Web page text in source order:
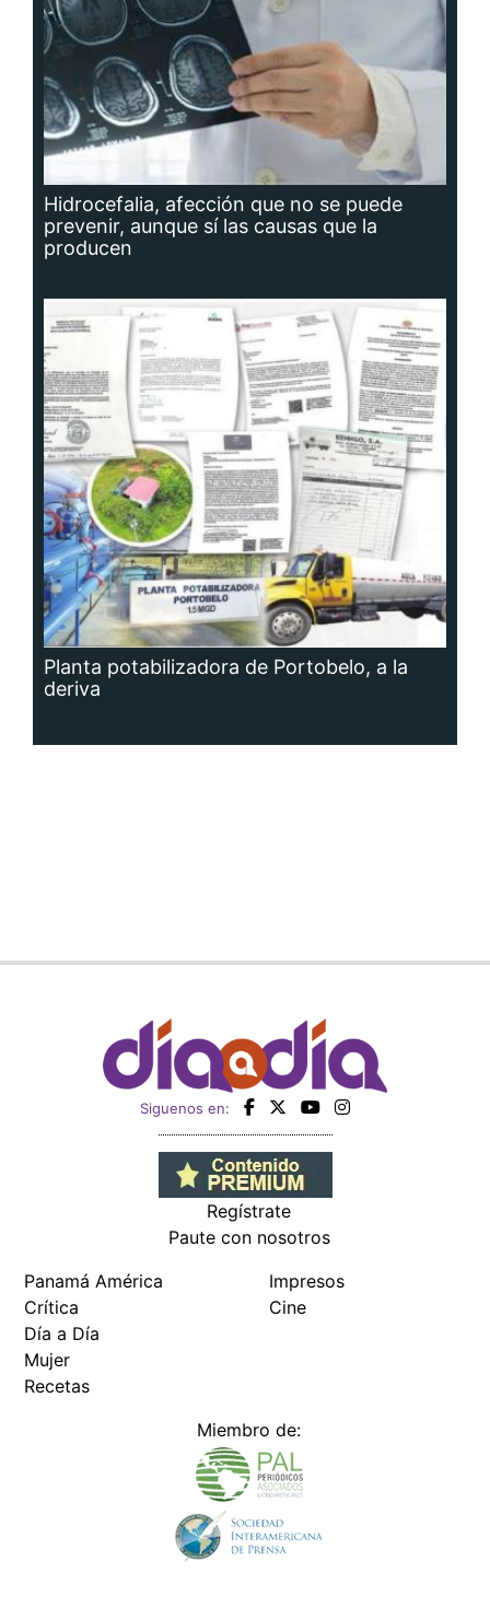
Hidrocefalia, afección que no se puede
prevenir, aunque sí las causas que la
producen
Planta potabilizadora de Portobelo, a la
deriva
Siguenos en:
Regístrate
Paute con nosotros
Panamá América
Crítica
Día a Día
Mujer
Recetas
Impresos
Cine
Miembro de: